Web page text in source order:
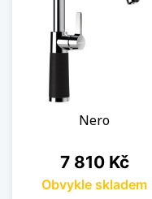
Nero
Cena
7 810 Kč
Obvykle skladem